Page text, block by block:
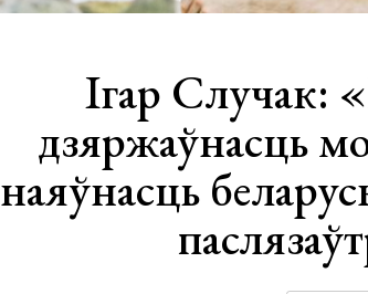
Ігар Случак:
дзяржаўнасць
наяўнасць